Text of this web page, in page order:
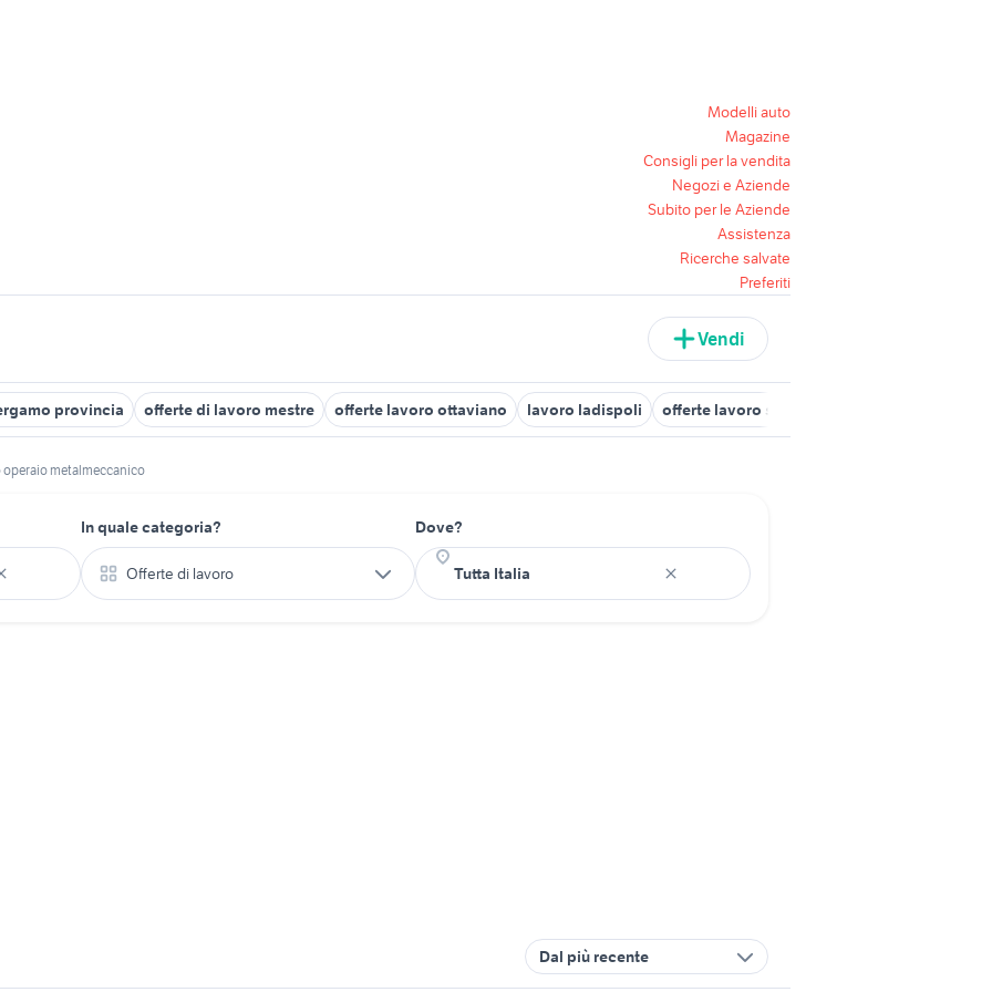
Modelli auto
Magazine
Consigli per la vendita
Negozi e Aziende
Subito per le Aziende
Assistenza
Ricerche salvate
Preferiti
Vendi
provincia offerte di lavoro mestre offerte lavoro ottaviano lavoro ladispoli offerte lavoro san severo
metalmeccanico
In quale categoria?
Offerte di lavoro
Dove?
Dal più recente